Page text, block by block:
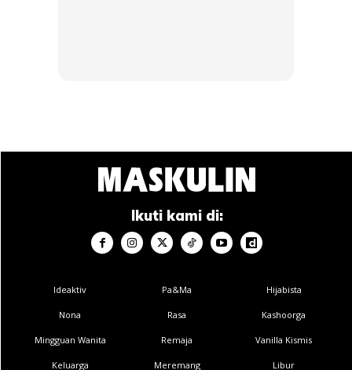
Ikuti kami di:
Ideaktiv
Nona
Mingguan Wanita
Keluarga
Pa&Ma
Rasa
Remaja
Meremang
Hijabista
Kashoorga
Vanilla Kismis
Libur